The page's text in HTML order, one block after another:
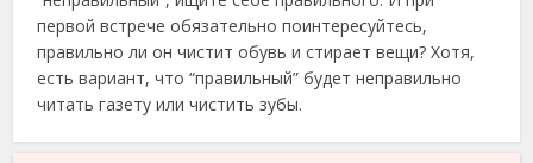
первой встрече обязательно поинтересуйтесь,
правильно ли он чистит обувь и стирает вещи? Хотя,
есть вариант, что “правильный” будет неправильно
читать газету или чистить зубы.